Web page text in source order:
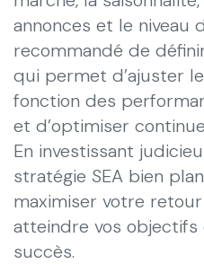
annonces et le niveau
recommandé de
qui permet d’ajuster
fonction des
et d’optimiser
En investissant
stratégie SEA bien
maximiser votre
atteindre vos objectifs
succès.